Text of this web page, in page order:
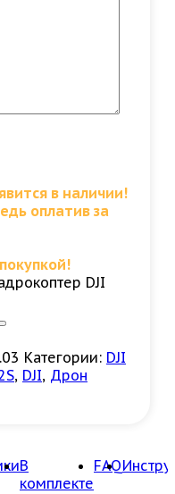
в наличии!
оплатив за
DJI
Категории: DJI
, DJI, Дрон
В
комплекте
FAQ